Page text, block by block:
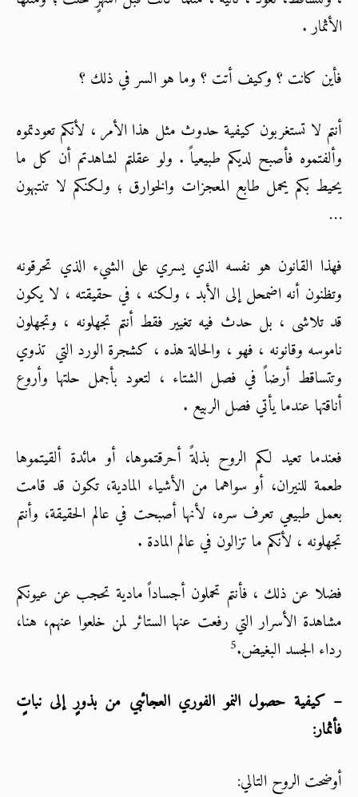
الأثمار .
فأين كانت ؟ وكيف أتت ؟ وما هو السر في ذلك ؟
أنتم لا تستغربون كيفية حدوث مثل هذا الأمر ، لأنكم تعودتموه
وألفتموه فأصبح لديكم طبيعياً . ولو عقلتم لشاهدتم أن كل ما
يحيط بكم يحمل طابع المعجزات والخوارق ؛ ولكنكم لا تنتبهون
…
فهذا القانون هو نفسه الذي يسري على الشيء الذي تحرقونه
وتظنون أنه اضمحل إلى الأبد ، ولكنه ، في حقيقته ، لا يكون
قد تلاشى ، بل حدث فيه تغيير فقط أنتم تجهلونه ، وتجهلون
ناموسه وقانونه ، فهو ، والحالة هذه ، كشجرة الورد التي تذوي
وتتساقط أرضاً في فصل الشتاء ، لتعود بأجمل حلتها وأروع
أناقتها عندما يأتي فصل الربيع .
فعندما تعيد لكم الروح بذلةً أحرقتموها، أو مائدة ألقيتموها
طعمة للنيران، أو سواهما من الأشياء المادية، تكون قد قامت
بعمل طبيعي تعرف سره، لأنها أصبحت في عالم الحقيقة، وأنتم
تجهلونه ، لأنكم ما تزالون في عالم المادة .
فضلا عن ذلك ، فأنتم تحملون أجساداً مادية تحجب عن عيونكم
مشاهدة الأسرار التي رفعت عنها الستائر لمن خلعوا عنهم، هنا،
رداء الجسد البغيض.5
– كيفية حصول النمو الفوري العجائبي من بذورٍ إلى نباتٍ
فأثمار:
أوضحت الروح التالي: